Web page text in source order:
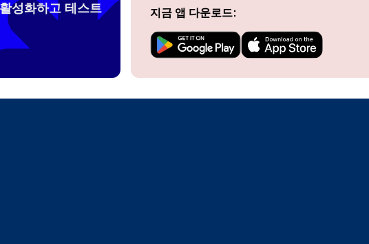
my eSim?
start by checking if your device supports eSIM
you with a QR code or activation details that you can scan
성화하고 테스트
지금 앱 다운로드:
: 로그인 또는 회원가입